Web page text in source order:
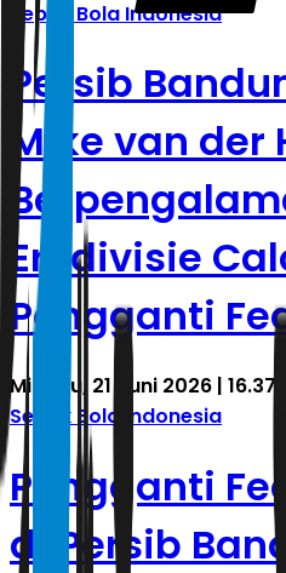
Sepak Bola Indonesia
Persib
Mike van der
Eredivisie
Pengganti
Minggu, 21 Juni 2026 | 16.37
Sepak Bola Indonesia
Pengganti
di Persib